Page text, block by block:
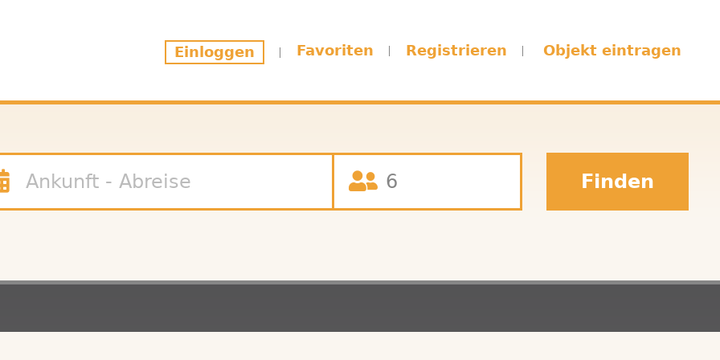
Einloggen Favoriten Registrieren Objekt eintragen
Finden